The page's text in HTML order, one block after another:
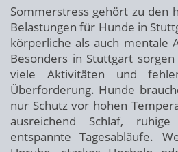
Sommerstress gehört zu den
Belastungen für Hunde in
körperliche als auch mentale
Besonders in Stuttgart
viele Aktivitäten und
Überforderung. Hunde
nur Schutz vor hohen
ausreichend Schlaf,
entspannte Tagesabläufe.